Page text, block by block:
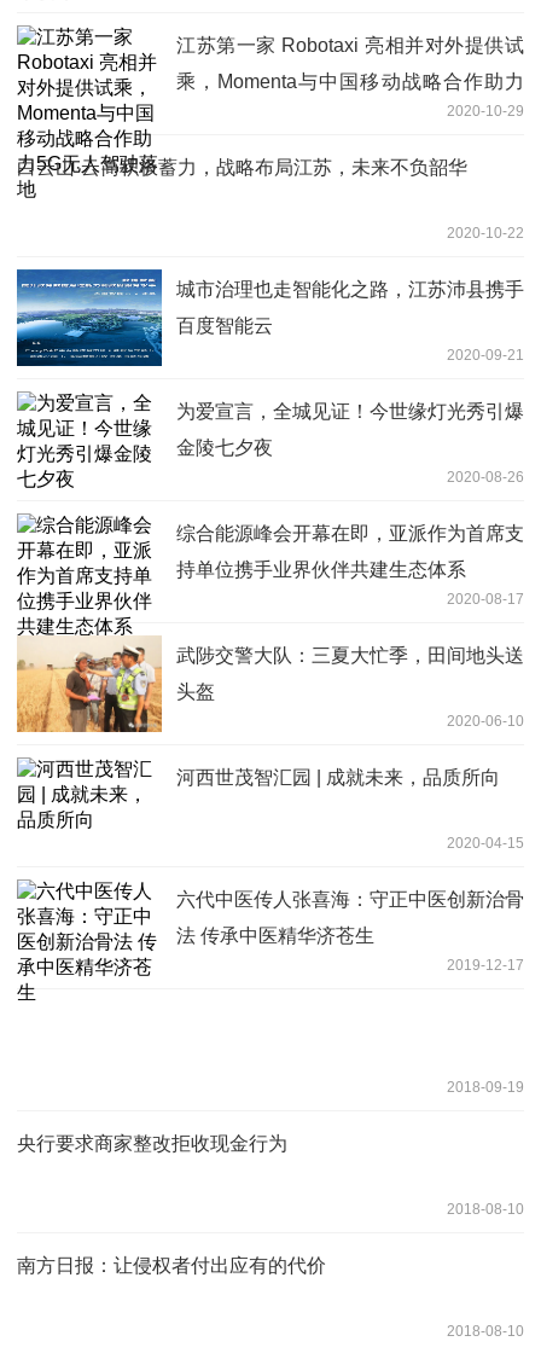
江苏第一家 Robotaxi 亮相并对外提供试
乘，Momenta与中国移动战略合作助力
2020-10-29
白云山·云简积极蓄力，战略布局江苏，未来不负韶华
2020-10-22
城市治理也走智能化之路，江苏沛县携手
百度智能云
2020-09-21
为爱宣言，全城见证！今世缘灯光秀引爆
金陵七夕夜
2020-08-26
综合能源峰会开幕在即，亚派作为首席支
持单位携手业界伙伴共建生态体系
2020-08-17
武陟交警大队：三夏大忙季，田间地头送
头盔
2020-06-10
河西世茂智汇园 | 成就未来，品质所向
2020-04-15
六代中医传人张喜海：守正中医创新治骨
法 传承中医精华济苍生
2019-12-17
2018-09-19
央行要求商家整改拒收现金行为
2018-08-10
南方日报：让侵权者付出应有的代价
2018-08-10